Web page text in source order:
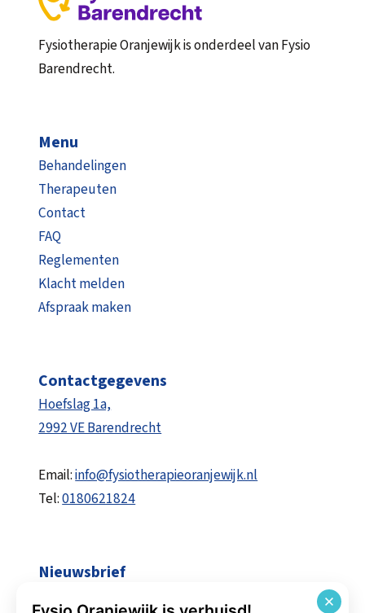
Fysiotherapie Oranjewijk is onderdeel van Fysio
Barendrecht.
Menu
Behandelingen
Therapeuten
Contact
FAQ
Reglementen
Klacht melden
Afspraak maken
Contactgegevens
Hoefslag 1a,
2992 VE Barendrecht
Email:info@fysiotherapieoranjewijk.nl
Tel:0180621824
Nieuwsbrief